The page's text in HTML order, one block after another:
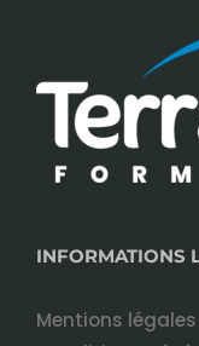
INFORMATIONS
Mentions légales